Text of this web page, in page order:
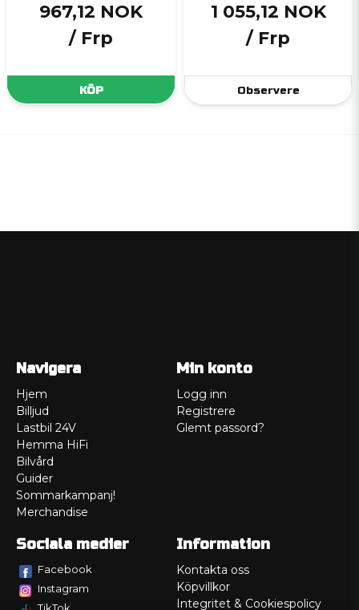
967,12 NOK
/ Frp
KÖP
1 055,12 NOK
/ Frp
Observere
Navigera
Hjem
Billjud
Lastbil 24V
Hemma HiFi
Bilvård
Guider
Sommarkampanj!
Merchandise
Min konto
Logg inn
Registrere
Glemt passord?
Sociala medier
Facebook
Instagram
Information
Kontakta oss
Köpvillkor
Integritet & Cookiespolicy